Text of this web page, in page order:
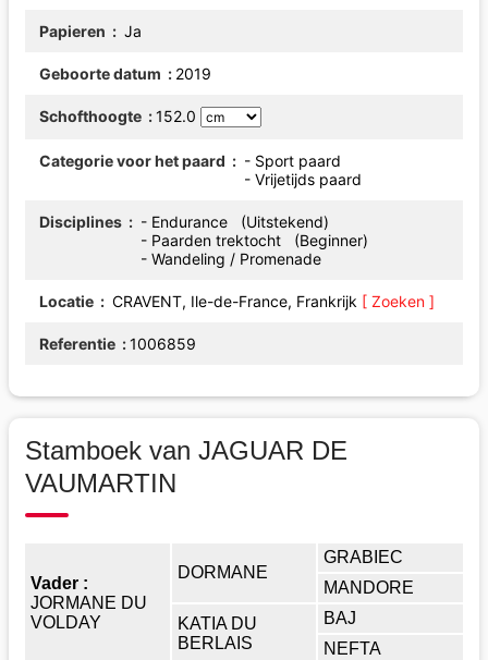
Papieren Ja
Geboorte datum 2019
Schofthoogte 152.0
Categorie voor het paard
- Sport paard
- Vrijetijds paard
Disciplines
- Endurance (Uitstekend)
- Paarden trektocht (Beginner)
- Wandeling / Promenade
Locatie CRAVENT, Ile-de-France, Frankrijk [ Zoeken ]
Referentie 1006859
Stamboek van JAGUAR DE
VAUMARTIN
Vader :
JORMANE DU
VOLDAY
DORMANE
GRABIEC
MANDORE
KATIA DU
BERLAIS
BAJ
NEFTA